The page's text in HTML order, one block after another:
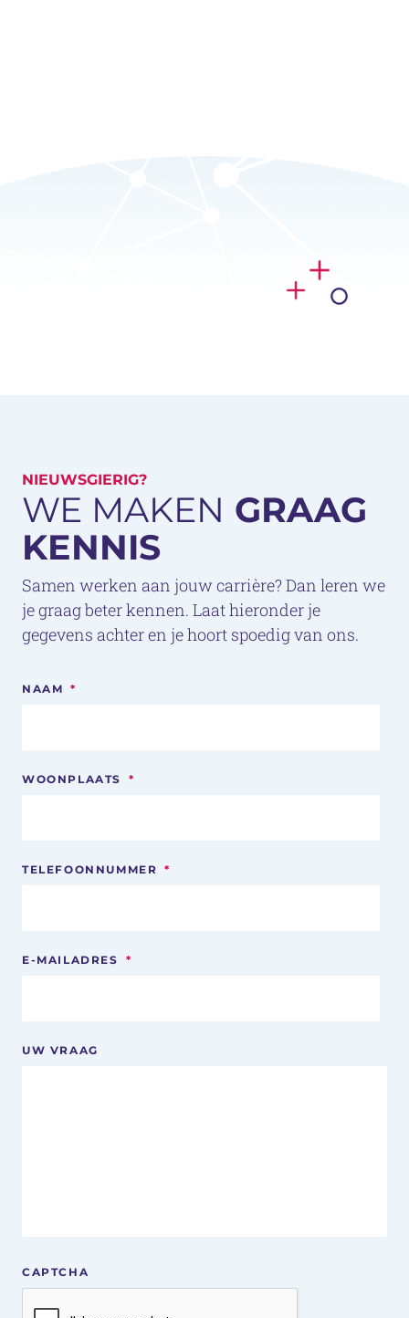
WE MAKEN GRAAG
KENNIS
NIEUWSGIERIG?
Samen werken aan jouw carrière? Dan leren we
je graag beter kennen. Laat hieronder je
gegevens achter en je hoort spoedig van ons.
NAAM *
WOONPLAATS *
TELEFOONNUMMER *
E-MAILADRES *
UW VRAAG
CAPTCHA